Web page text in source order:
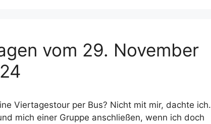
vom 29. November
Viertagestour per Bus? Nicht mit mir, dachte ich.
mich einer Gruppe anschließen, wenn ich doch